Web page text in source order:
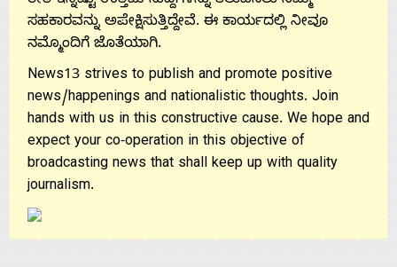
ಸಹಕಾರವನ್ನು ಅಪೇಕ್ಷಿಸುತ್ತಿದ್ದೇವೆ. ಈ ಕಾರ್ಯದಲ್ಲಿ ನೀವೂ
ನಮ್ಮೊಂದಿಗೆ ಜೊತೆಯಾಗಿ.
News13 strives to publish and promote positive
news/happenings and nationalistic thoughts. Join
hands with us in this constructive cause. We hope and
expect your co-operation in this objective of
broadcasting news that shall keep up with quality
journalism.